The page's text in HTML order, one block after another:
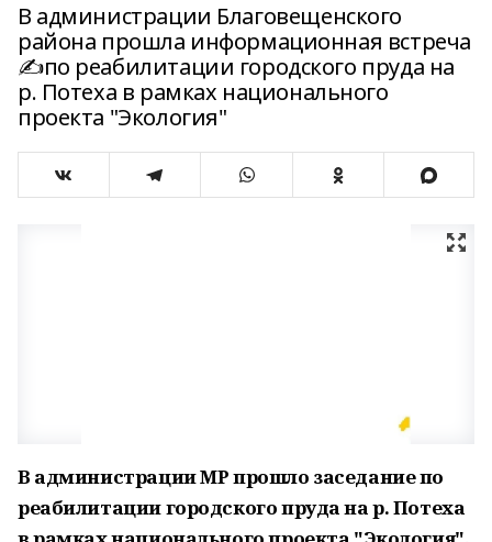
В администрации Благовещенского
района прошла информационная встреча
✍по реабилитации городского пруда на
р. Потеха в рамках национального
проекта "Экология"
В администрации МР прошло заседание по
реабилитации городского пруда на р. Потеха